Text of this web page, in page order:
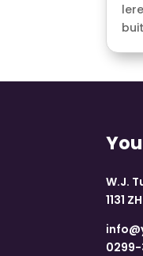
W.J.
1131